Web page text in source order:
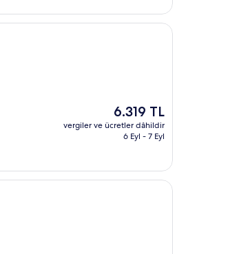
Güncel
fiyat:
6.319 TL
6.319 TL
vergiler ve ücretler dâhildir
6 Eyl - 7 Eyl